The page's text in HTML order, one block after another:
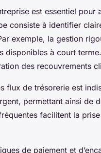
est essentiel
consiste à identifier
exemple, la gestion
disponibles à court
des recouvrements
flux de trésorerie est
permettant ainsi de
facilitent la
de paiement et